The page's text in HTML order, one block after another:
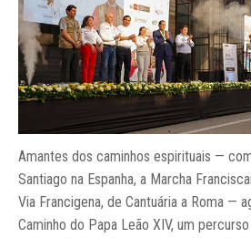
Amantes dos caminhos espirituais —
Santiago na Espanha, a Marcha
Via Francigena, de Cantuária a Roma —
Caminho do Papa Leão XIV, um